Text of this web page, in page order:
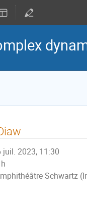
juil. 2023, 11:30
Schwartz